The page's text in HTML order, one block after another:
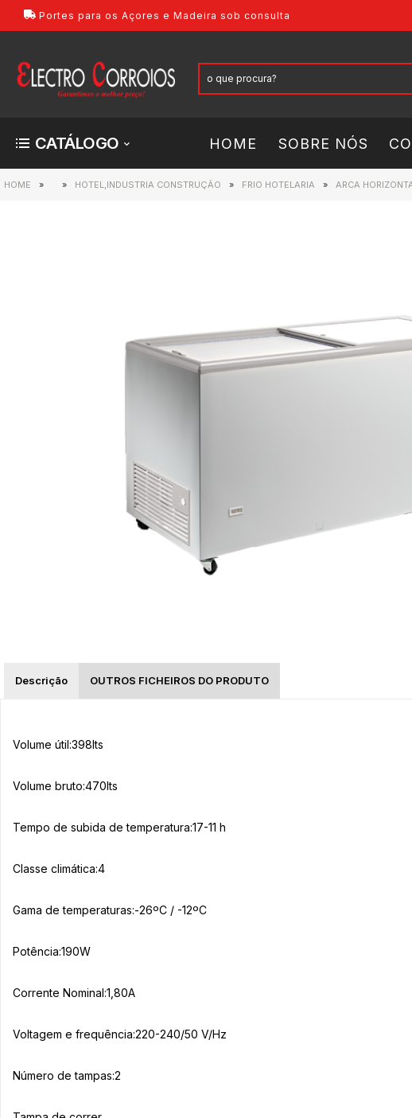
Portes para os Açores e Madeira sob consulta
CATÁLOGO HOME SOBRE NÓS
HOME » » HOTEL,INDUSTRIA CONSTRUÇÃO » FRIO HOTELARIA » ARCA
Descrição OUTROS FICHEIROS DO PRODUTO
Volume útil:398lts
Volume bruto:470lts
Tempo de subida de temperatura:17-11 h
Classe climática:4
Gama de temperaturas:-26ºC / -12ºC
Potência:190W
Corrente Nominal:1,80A
Voltagem e frequência:220-240/50 V/Hz
Número de tampas:2